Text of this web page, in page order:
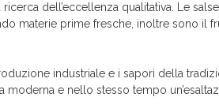
dell’eccellenza qualitativa. Le
materie prime fresche, inoltre sono il
industriale e i sapori della
e nello stesso tempo